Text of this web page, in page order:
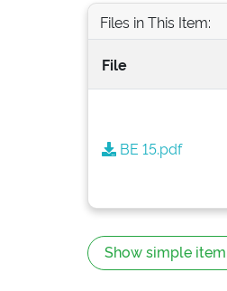
Files in This Item:
File
BE 15.pdf
Show simple